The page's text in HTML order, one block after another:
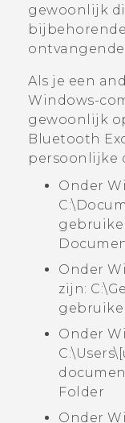
gewoonlijk
Als je een
Windows-
gewoonlijk
Bluetooth
persoonlijke
Onder
Onder
zijn:
Onder
Folder
Onder